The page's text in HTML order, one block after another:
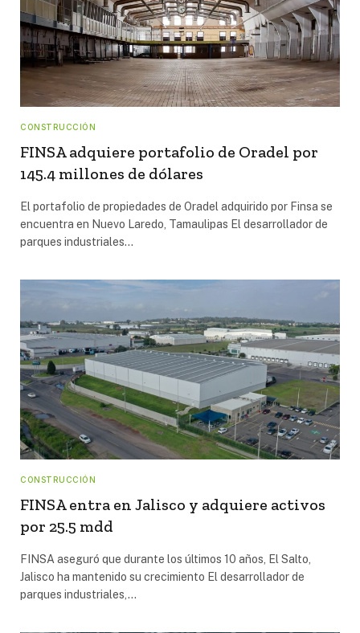
CONSTRUCCIÓN
FINSA adquiere portafolio de Oradel por
145.4 millones de dólares
El portafolio de propiedades de Oradel adquirido por Finsa se
encuentra en Nuevo Laredo, Tamaulipas El desarrollador de
parques industriales…
CONSTRUCCIÓN
FINSA entra en Jalisco y adquiere activos
por 25.5 mdd
FINSA aseguró que durante los últimos 10 años, El Salto,
Jalisco ha mantenido su crecimiento El desarrollador de
parques industriales,…